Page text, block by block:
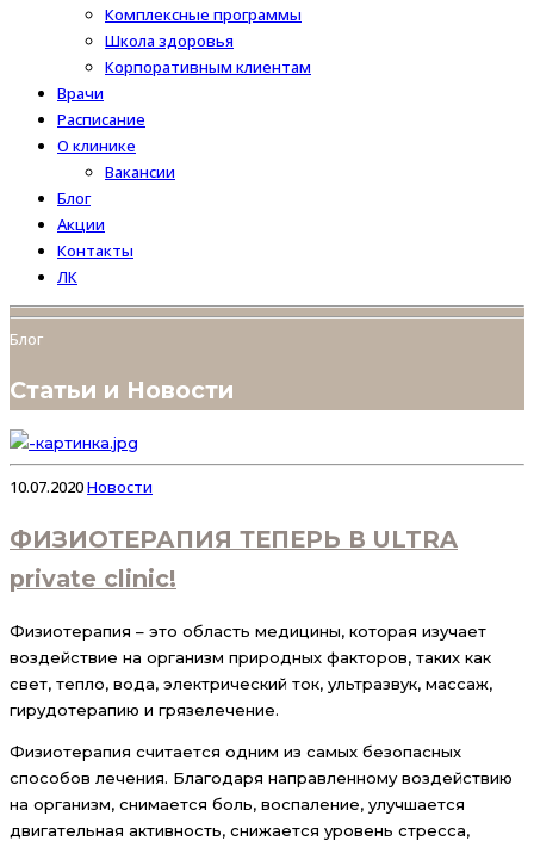
Комплексные программы
Школа здоровья
Корпоративным клиентам
Врачи
Расписание
О клинике
Вакансии
Блог
Акции
Контакты
ЛК
Блог
Статьи и Новости
10.07.2020Новости
ФИЗИОТЕРАПИЯ ТЕПЕРЬ В ULTRA
private clinic!
Физиотерапия – это область медицины, которая изучает
воздействие на организм природных факторов, таких как
свет, тепло, вода, электрический ток, ультразвук, массаж,
гирудотерапию и грязелечение.
Физиотерапия считается одним из самых безопасных
способов лечения. Благодаря направленному воздействию
на организм, снимается боль, воспаление, улучшается
двигательная активность, снижается уровень стресса,